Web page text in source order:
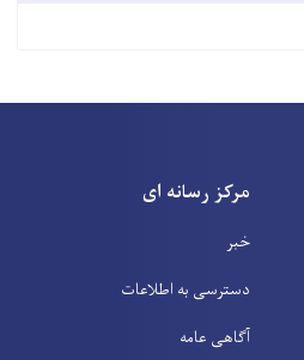
مرکز رسانه ای
خبر
دسترسی به اطلاعات
آگاهی عامه